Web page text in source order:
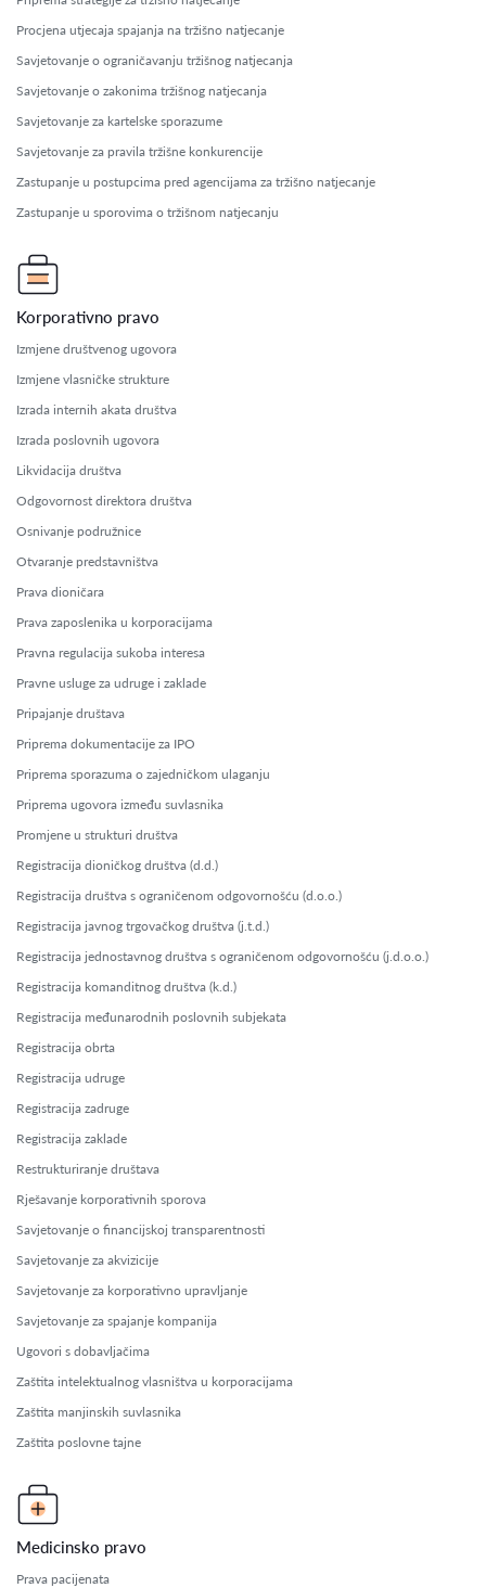
Procjena utjecaja spajanja na tržišno natjecanje
Savjetovanje o ograničavanju tržišnog natjecanja
Savjetovanje o zakonima tržišnog natjecanja
Savjetovanje za kartelske sporazume
Savjetovanje za pravila tržišne konkurencije
Zastupanje u postupcima pred agencijama za tržišno natjecanje
Zastupanje u sporovima o tržišnom natjecanju
Korporativno pravo
Izmjene društvenog ugovora
Izmjene vlasničke strukture
Izrada internih akata društva
Izrada poslovnih ugovora
Likvidacija društva
Odgovornost direktora društva
Osnivanje podružnice
Otvaranje predstavništva
Prava dioničara
Prava zaposlenika u korporacijama
Pravna regulacija sukoba interesa
Pravne usluge za udruge i zaklade
Pripajanje društava
Priprema dokumentacije za IPO
Priprema sporazuma o zajedničkom ulaganju
Priprema ugovora između suvlasnika
Promjene u strukturi društva
Registracija dioničkog društva (d.d.)
Registracija društva s ograničenom odgovornošću (d.o.o.)
Registracija javnog trgovačkog društva (j.t.d.)
Registracija jednostavnog društva s ograničenom odgovornošću (j.d.o.o.)
Registracija komanditnog društva (k.d.)
Registracija međunarodnih poslovnih subjekata
Registracija obrta
Registracija udruge
Registracija zadruge
Registracija zaklade
Restrukturiranje društava
Rješavanje korporativnih sporova
Savjetovanje o financijskoj transparentnosti
Savjetovanje za akvizicije
Savjetovanje za korporativno upravljanje
Savjetovanje za spajanje kompanija
Ugovori s dobavljačima
Zaštita intelektualnog vlasništva u korporacijama
Zaštita manjinskih suvlasnika
Zaštita poslovne tajne
Medicinsko pravo
Prava pacijenata